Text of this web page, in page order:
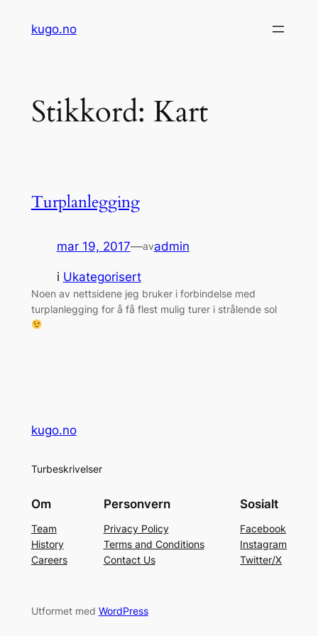
kugo.no
Stikkord: Kart
Turplanlegging
mar 19, 2017—avadmin
i Ukategorisert
Noen av nettsidene jeg bruker i forbindelse med
turplanlegging for å få flest mulig turer i strålende sol
kugo.no
Turbeskrivelser
Om
Team
History
Careers
Personvern
Privacy Policy
Terms and Conditions
Contact Us
Sosialt
Facebook
Instagram
Twitter/X
Utformet med WordPress